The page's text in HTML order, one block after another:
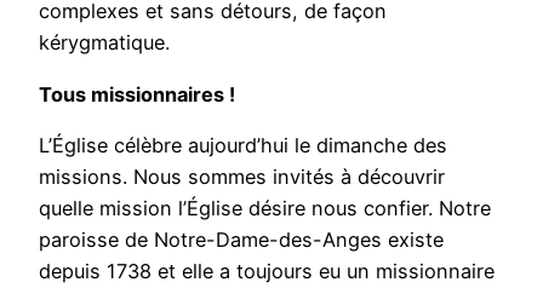
complexes et sans détours, de façon
kérygmatique.
Tous missionnaires !
L’Église célèbre aujourd’hui le dimanche des
missions. Nous sommes invités à découvrir
quelle mission l’Église désire nous confier. Notre
paroisse de Notre-Dame-des-Anges existe
depuis 1738 et elle a toujours eu un missionnaire